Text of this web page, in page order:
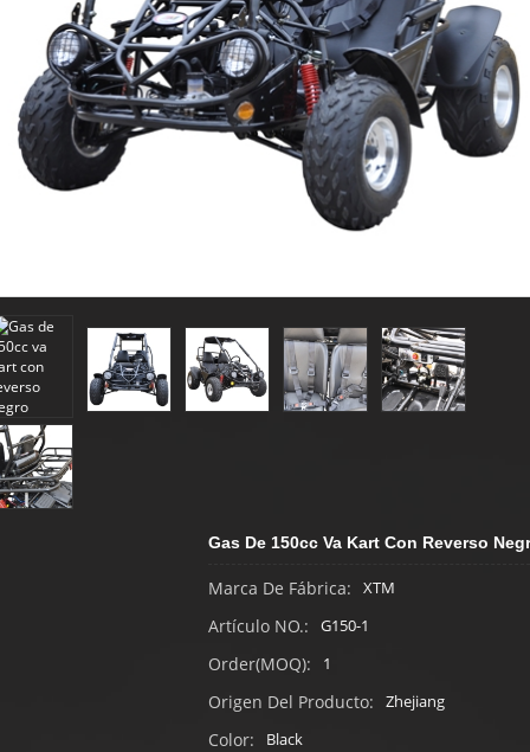
Gas De 150cc Va Kart Con Reverso
Marca De Fábrica: XTM
Artículo NO.: G150-1
Order(MOQ): 1
Origen Del Producto: Zhejiang
Color: Black